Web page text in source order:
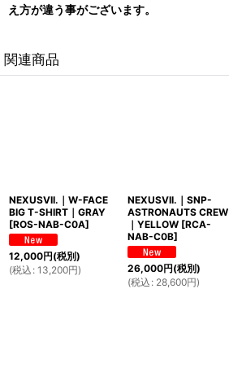
え方が違う事がございます。
関連商品
NEXUSVII.｜W-FACE
BIG T-SHIRT｜GRAY
[ROS-NAB-C0A]
12,000円(税別)
(税込 : 13,200円)
NEXUSVII.｜SNP-
ASTRONAUTS CREW
｜YELLOW [RCA-
NAB-C0B]
26,000円(税別)
(税込 : 28,600円)